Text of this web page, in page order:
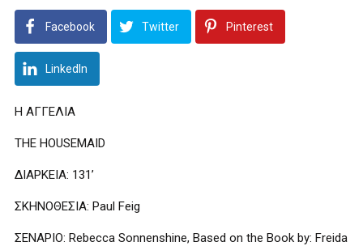
Facebook Twitter Pinterest
LinkedIn
Η ΑΓΓΕΛΙΑ
THE HOUSEMAID
ΔΙΑΡΚΕΙΑ: 131’
ΣΚΗΝΟΘΕΣΙΑ: Paul Feig
ΣΕΝΑΡΙΟ: Rebecca Sonnenshine, Based on the Book by: Freida